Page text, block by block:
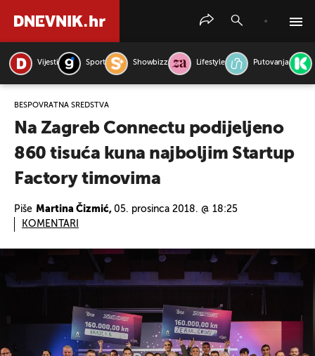
Vijesti Sport Showbizz Lifestyle Putovanja
BESPOVRATNA SREDSTVA
Na Zagreb Connectu podijeljeno
860 tisuća kuna najboljim Startup
Factory timovima
Piše Martina Čizmić, 05. prosinca 2018. @ 18:25
KOMENTARI
PRETRAŽITE VIJESTI